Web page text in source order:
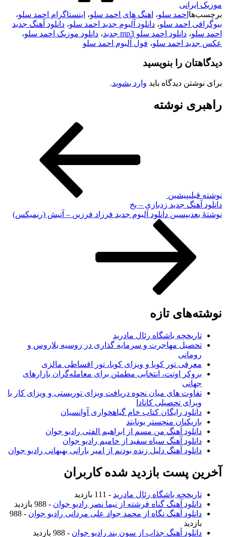
موزیک ایرانی
برچسب‌ها احمد سلو، اهنگ های احمد سلو، اینستاگرام احمد سلو،
بیوگرافی احمد سلو، دانلود آلبوم جدید احمد سلو، دانلود آهنگ جدید
احمد سلو، دانلود احمد سلو mp3 جدید ، دانلود موزیک احمد سلو،
عکس جدید احمد سلو، فول آلبوم احمد سلو
دیدگاهتان را بنویسید
برای نوشتن دیدگاه باید وارد بشوید.
راهبری نوشته
نوشته قبلیپیشین
دانلود آهنگ جدید زدبازی – یخ
نوشته‌ٔ بعدیپسین دانلود آلبوم جدید فرزاد فرزین – آتیش (ریمیکس)
نوشته‌های تازه
تاریخچه باشگاه رئال مادرید
تحصیل مهاجرت و سرمایه گذاری در روسیه بلاروس و
رومانی
معرفی تور کوبا و ویزای کوبا، تور اقساطی مالزی
بروکر اوتت، انتخابی مطمئن برای معامله‌گران بازارهای
جهانی
تفاوت های میان نحوه دریافت ویزای توریستی و ویزای کار با
ویزای تحصیلی کانادا
دانلود رایگان کتاب خام گیاهخواری آوانسیان
بازیکنان منچستر یونایتد
دانلود آهنگ من مسم از ابراهیم الفتی رادیو جوان
دانلود آهنگ سیاه سفید از حامیم رادیو جوان
دانلود آهنگ دلیل زنده بودنم از امیر بارانی بهبهانی رادیو جوان
آخرین پست بازدید شده کاربران
تاریخچه باشگاه رئال مادرید - 111 بازدید
دانلود آهنگ گناه فرشته از نیما نصر رادیو جوان - 988 بازدید
دانلود آهنگ نگاه از محمد جواد علی مردانی رادیو جوان
- 988
بازدید
دانلود آهنگ جذاب از سون بند رادیو جوان - 988 بازدید